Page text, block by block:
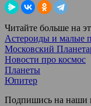
Читайте больше на
Астероиды и малые
Московский
Новости про космос
Планеты
Юпитер
Подпишись на наши